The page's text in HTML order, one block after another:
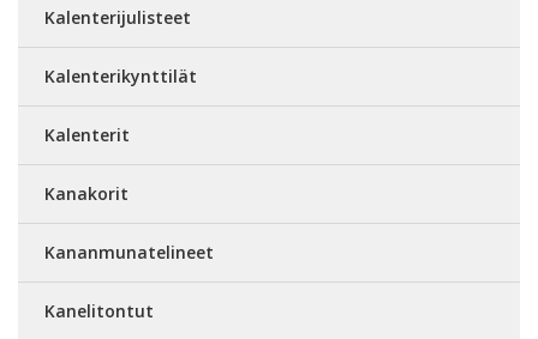
Kalenterijulisteet
Kalenterikynttilät
Kalenterit
Kanakorit
Kananmunatelineet
Kanelitontut